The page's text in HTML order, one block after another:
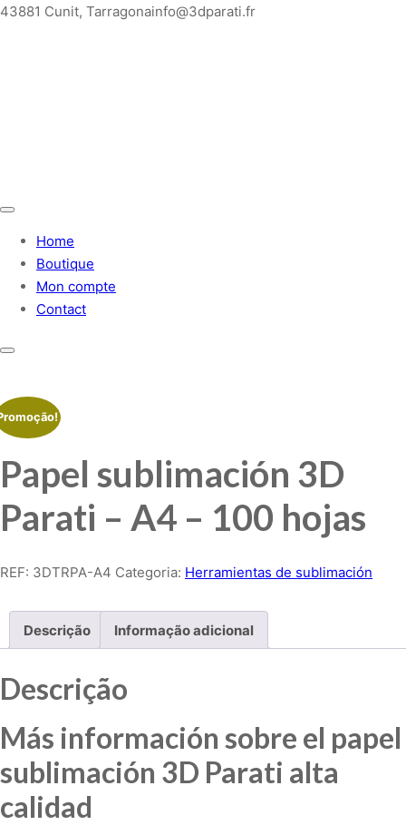
Saltar
43881 Cunit, Tarragonainfo@3dparati.fr
Home
Boutique
Mon compte
Contact
Papel sublimación 3D
Parati – A4 – 100 hojas
REF: 3DTRPA-A4 Categoria: Herramientas de sublimación
Descrição Informação adicional
Descrição
Más información sobre el papel
sublimación 3D Parati alta
calidad